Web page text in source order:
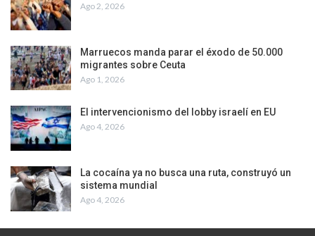
Ago 2, 2026
Marruecos manda parar el éxodo de 50.000
migrantes sobre Ceuta
Ago 1, 2026
El intervencionismo del lobby israelí en EU
Ago 4, 2026
La cocaína ya no busca una ruta, construyó un
sistema mundial
Ago 4, 2026